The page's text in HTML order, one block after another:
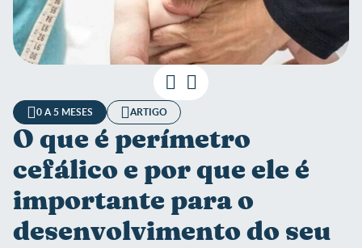
0 A 5 MESES ARTIGO
O que é perímetro
cefálico e por que ele é
importante para o
desenvolvimento do seu